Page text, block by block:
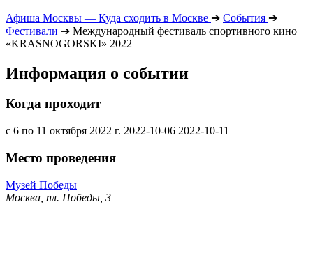
Афиша Москвы — Куда сходить в Москве ➔ События ➔
Фестивали ➔ Международный фестиваль спортивного кино
«KRASNOGORSKI» 2022
Информация о событии
Когда проходит
с 6 по 11 октября 2022 г. 2022-10-06 2022-10-11
Место проведения
Музей Победы
Москва, пл. Победы, 3